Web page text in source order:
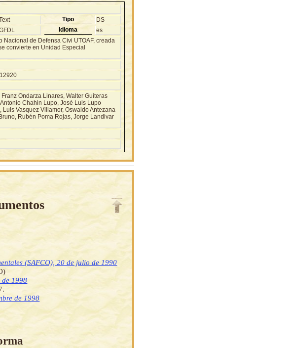
Tipo
DS
Idioma es
Nacional de Defensa Civi UTOAF, creada
convierte en Unidad Especial
Ondarza Linares, Walter Guiteras
Chahin Lupo, José Luis Lupo
Vasquez Villamor, Oswaldo Antezana
Rubén Poma Rojas, Jorge Landivar
(SAFCO), 20 de julio de 1990
de 1998
de 1998